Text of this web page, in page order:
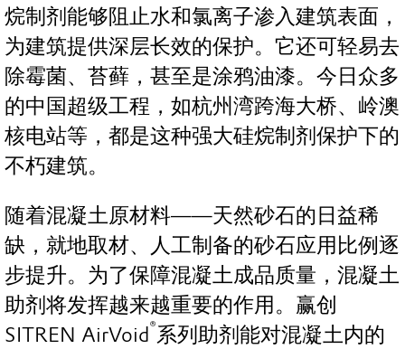
烷制剂能够阻止水和氯离子渗入建筑表面，
为建筑提供深层长效的保护。它还可轻易去
除霉菌、苔藓，甚至是涂鸦油漆。今日众多
的中国超级工程，如杭州湾跨海大桥、岭澳
核电站等，都是这种强大硅烷制剂保护下的
不朽建筑。
随着混凝土原材料——天然砂石的日益稀
缺，就地取材、人工制备的砂石应用比例逐
步提升。为了保障混凝土成品质量，混凝土
助剂将发挥越来越重要的作用。赢创
SITREN AirVoid®系列助剂能对混凝土内的